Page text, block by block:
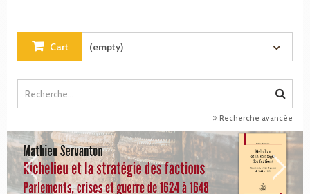
Cart (empty)
Recherche avancée